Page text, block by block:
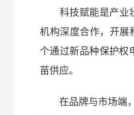
科技赋能是产业壮
机构深度合作，开展
个通过新品种保护权
苗供应。
在品牌与市场端，